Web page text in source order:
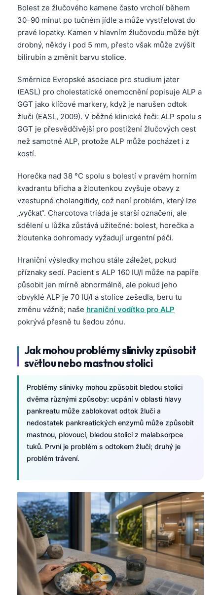
Bolest ze žlučového kamene často vrcholí během
30–90 minut po tučném jídle a může vystřelovat do
pravé lopatky. Kamen v hlavním žlučovodu může být
drobný, někdy i pod 5 mm, přesto však může zvýšit
bilirubin a změnit barvu stolice.
Směrnice Evropské asociace pro studium jater
(EASL) pro cholestatické onemocnění popisuje ALP a
GGT jako klíčové markery, když je narušen odtok
žluči (EASL, 2009). V běžné klinické řeči: ALP spolu s
GGT je přesvědčivější pro postižení žlučových cest
než samotné ALP, protože ALP může pocházet i z
kostí.
Horečka nad 38 °C spolu s bolestí v pravém horním
kvadrantu břicha a žloutenkou zvyšuje obavy z
vzestupné cholangitidy, což není problém, který lze
„vyčkat“. Charcotova triáda je starší označení, ale
sdělení u lůžka zůstává užitečné: bolest, horečka a
žloutenka dohromady vyžadují urgentní péči.
Hraniční výsledky mohou stále záležet, pokud
příznaky sedí. Pacient s ALP 160 IU/l může na papíře
působit jen mírně abnormálně, ale pokud jeho
obvyklé ALP je 70 IU/l a stolice zešedla, beru tu
změnu vážně; naše hraniční vodítko pro ALP
pokrývá přesně tu šedou zónu.
Jak mohou problémy slinivky způsobit
světlou nebo mastnou stolici
Problémy slinivky mohou způsobit bledou stolici
dvěma různými způsoby: ucpání v oblasti hlavy
pankreatu může zablokovat odtok žluči a
nedostatek pankreatických enzymů může způsobit
mastnou, plovoucí, bledou stolici z malabsorpce
tuků. První je problém s odtokem žluči; druhý je
problém trávení.
ພາສາລາວ
Basa Jawa
Cebuano
ئۇيغۇرچە
Кыргызча
Татар теле
Ślōnskŏ gŏdka
Norsk bokmål